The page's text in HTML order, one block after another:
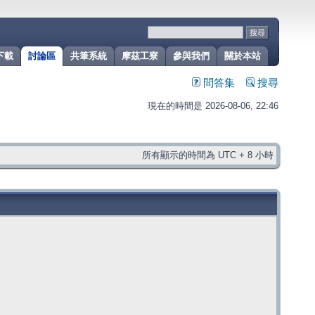
關於本站
參與我們
摩茲工寮
共筆系統
討論區
載
問答集 搜尋
現在的時間是 2026-08-06, 22:46
所有顯示的時間為 UTC + 8 小時